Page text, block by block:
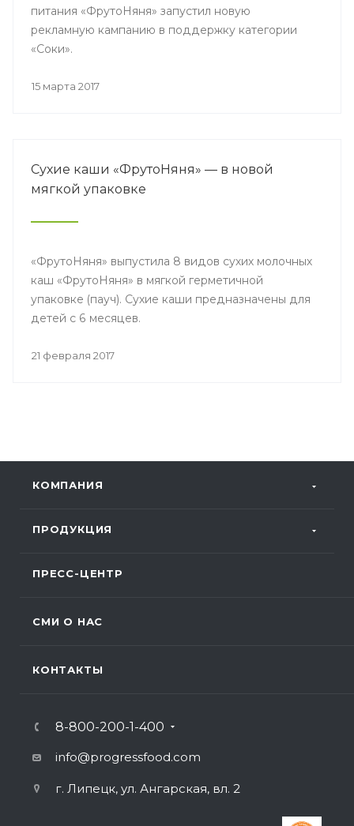
питания «ФрутоНяня» запустил новую
рекламную кампанию в поддержку категории
«Соки».
15 марта 2017
Сухие каши «ФрутоНяня» — в новой
мягкой упаковке
«ФрутоНяня» выпустила 8 видов сухих молочных
каш «ФрутоНяня» в мягкой герметичной
упаковке (пауч). Сухие каши предназначены для
детей с 6 месяцев.
21 февраля 2017
КОМПАНИЯ
ПРОДУКЦИЯ
ПРЕСС-ЦЕНТР
СМИ О НАС
КОНТАКТЫ
8-800-200-1-400
info@progressfood.com
г. Липецк, ул. Ангарская, вл. 2